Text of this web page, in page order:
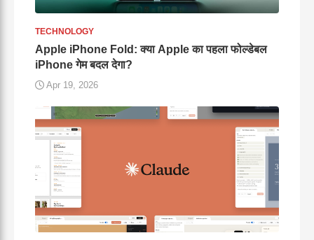
TECHNOLOGY
Apple iPhone Fold: क्या Apple का पहला फोल्डेबल
iPhone गेम बदल देगा?
Apr 19, 2026